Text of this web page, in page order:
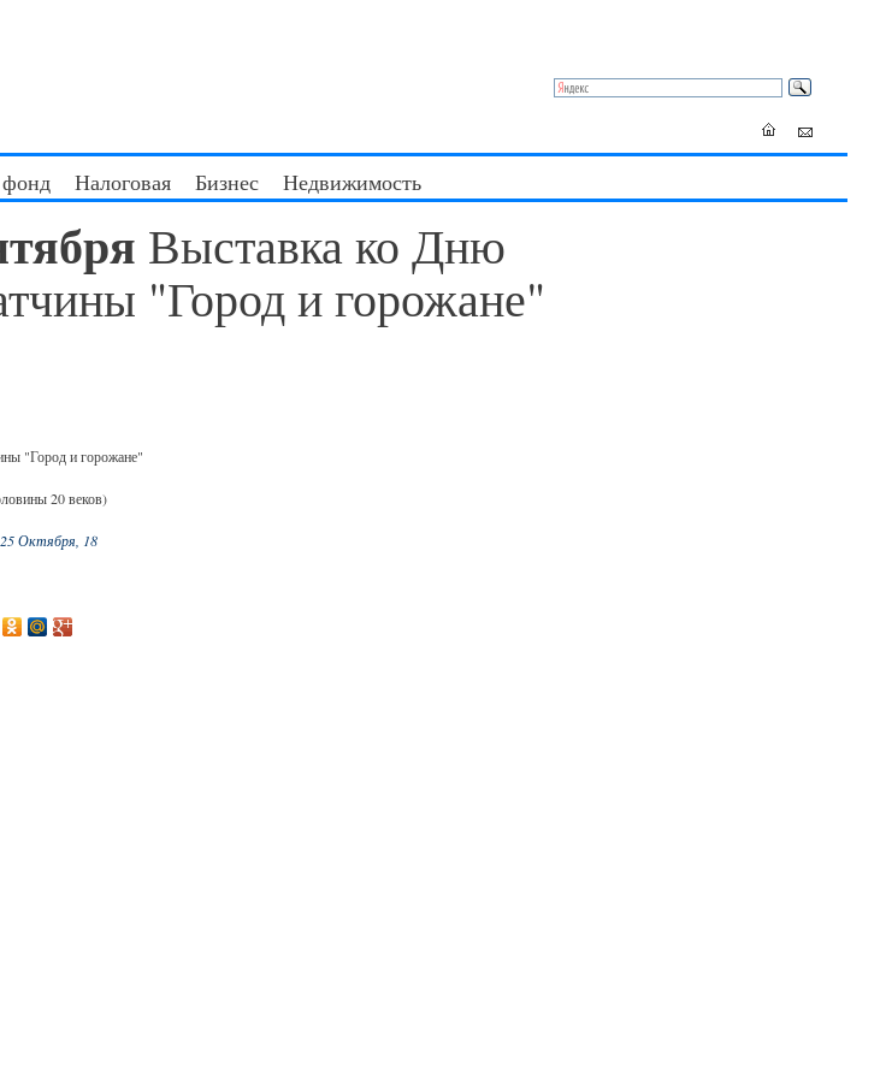
Налоговая Бизнес Недвижимость
Выставка ко Дню
"Город и горожане"
"Город и горожане"
20 веков)
Октября, 18